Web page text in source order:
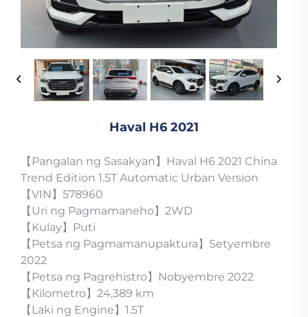
Haval H6 2021
【Pangalan ng Sasakyan】Haval H6 2021 China
Trend Edition 1.5T Automatic Urban Version
【VIN】578960
【Uri ng Pagmamaneho】2WD
【Kulay】Puti
【Petsa ng Pagmamanupaktura】Setyembre
2022
【Petsa ng Pagrehistro】Nobyembre 2022
【Kilometro】24,389 km
【Laki ng Engine】1.5T